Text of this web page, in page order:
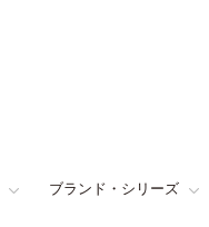
ブランド・シリーズ